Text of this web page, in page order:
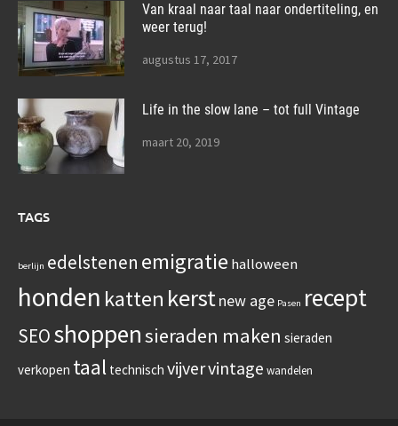
Van kraal naar taal naar ondertiteling, en
weer terug!
augustus 17, 2017
Life in the slow lane – tot full Vintage
maart 20, 2019
TAGS
berlijn edelstenen emigratie halloween
honden katten kerstnew age Pasen recept
SEOshoppensieraden maken sieraden
verkopen taal technisch vijvervintage wandelen